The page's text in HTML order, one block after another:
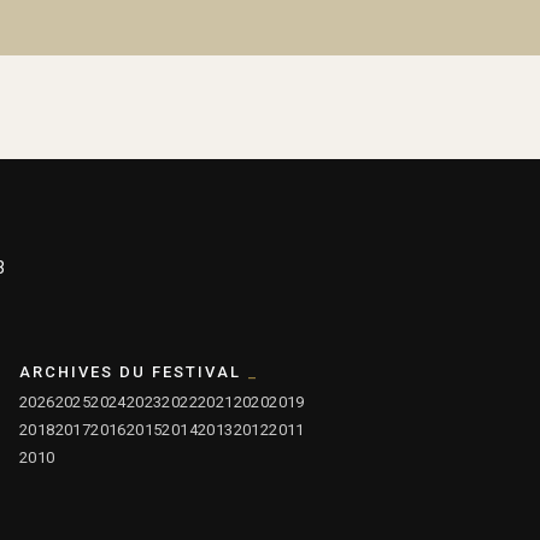
ARCHIVES DU FESTIVAL
202620252024202320222021 20202019
20182017201620152014201320122011
2010